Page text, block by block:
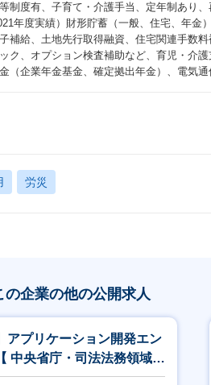
制度有、子育て・介護手当、定年制あり
年度実績）財形貯蓄（一般、住宅、年金
補給、土地先行取得融資、住宅関連手数
ク、オプション検査補助など、育児・介
（企業年金基金、確定拠出年金）、電気
労災
の企業の他の公開求人
アプリケーション開発エン
中央省庁・司法法務領域】